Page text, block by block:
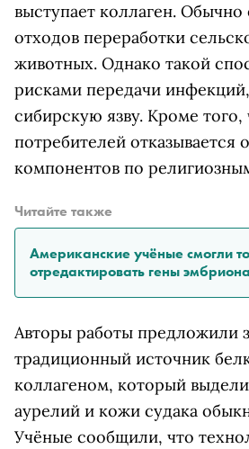
выступает коллаген. Обычно
отходов переработки
животных. Однако такой
рисками передачи
сибирскую язву. Кроме того,
потребителей отказывается
компонентов по
Читайте также
Американские учёные смогли
отредактировать гены
Авторы работы предложили
традиционный источник
коллагеном, который
аурелий и кожи судака
Учёные сообщили, что